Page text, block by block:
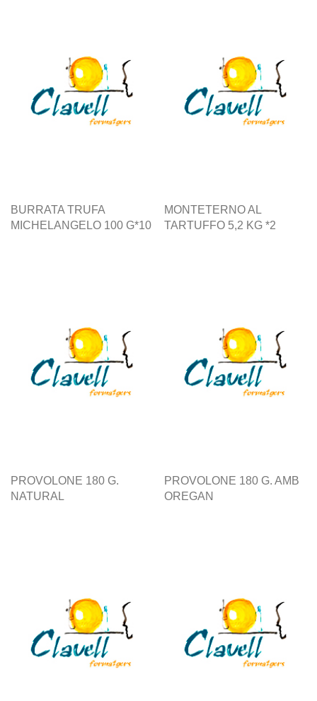
BURRATA TRUFA
MICHELANGELO 100 G*10
MONTETERNO AL
TARTUFFO 5,2 KG *2
PROVOLONE 180 G.
NATURAL
PROVOLONE 180 G. AMB
OREGAN